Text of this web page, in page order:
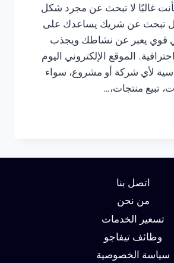
فأنت غالبًا لا تبحث عن مجرد شكل
تبحث عن شريك يساعدك على
قوي يعبر عن نشاطك ويجذب
الموقع الإلكتروني اليوم
لأي شركة أو مشروع، سواء
تبيع منتجات،…
اتصل بنا
من نحن
تسعير الخدمات
وظائف تيفاجو
سياسة الخصوصية